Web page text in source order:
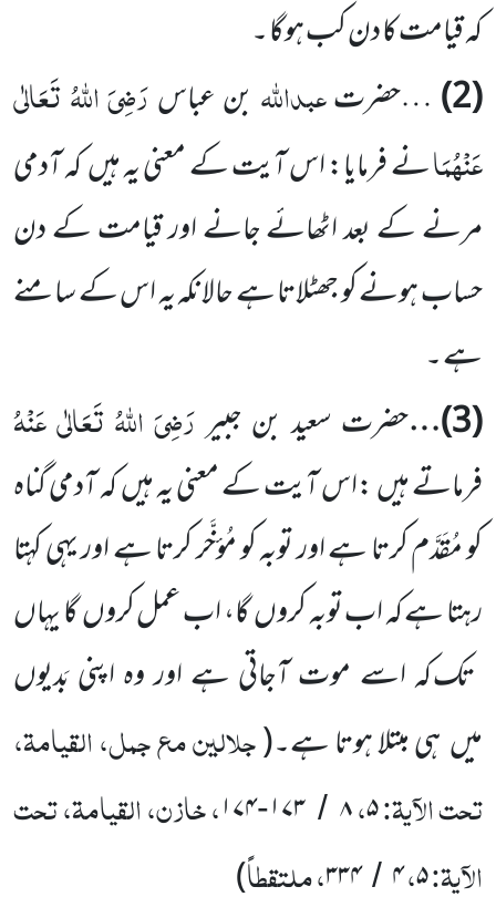
کہ قیامت کا دن کب ہوگا ۔
(
2
) …حضرتعبداللّٰہ بن عباسرَضِیَ اللّٰہُ تَعَالٰی
عَنْہُمَانے فرمایا: اس آیت کے معنی یہ ہیںکہ آدمی
مرنے کے بعداٹھائے جانے اور قیامت کے دن
حساب ہونے کو جھٹلاتا ہے حالانکہ یہ اس کے سامنے
ہے ۔
(
3
)…حضرت سعید بن جبیررَضِیَ اللّٰہُ تَعَالٰی عَنْہُ
فرماتے ہیں:اس آیت کے معنی یہ ہیںکہ آدمی گناہ
کو مُقَدَّم کرتا ہے اور توبہ کو مُؤخَّر کرتا ہے اور یہی کہتا
رہتا ہے کہ اب توبہ کروںگا، اب عمل کروںگا یہاں
تک کہ اسے موت آجاتی ہے اور وہ اپنی بَدیوں
میںہی مبتلا ہوتا ہے۔(جلالین مع جمل، القیامۃ،
تحت الآیۃ:۵،۸ / ۱۷۳-۱۷۴، خازن، القیامۃ، تحت
الآیۃ:۵،۴ /۳۳۴، ملتقطاً)